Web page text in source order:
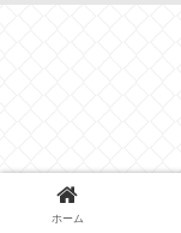
ホーム